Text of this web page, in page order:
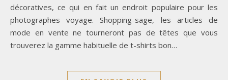
décoratives, ce qui en fait un endroit populaire pour les
photographes voyage. Shopping-sage, les articles de
mode en vente ne tourneront pas de têtes que vous
trouverez la gamme habituelle de t-shirts bon…